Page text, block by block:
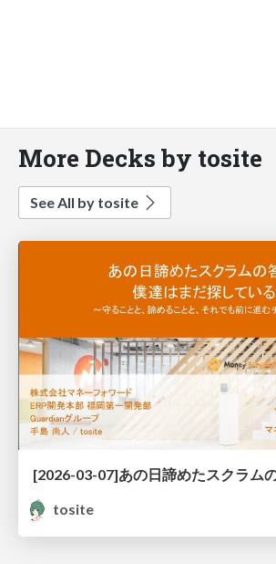
More Decks by tosite
See All by tosite
tosite